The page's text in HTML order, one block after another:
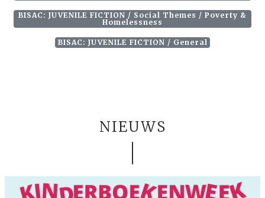
BISAC: JUVENILE FICTION / Social Themes / Poverty &
Homelessness
BISAC: JUVENILE FICTION / General
NIEUWS